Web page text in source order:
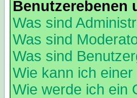
Benutzerebenen
Was sind
Was sind
Was sind
Wie kann ich
Wie werde ich ein